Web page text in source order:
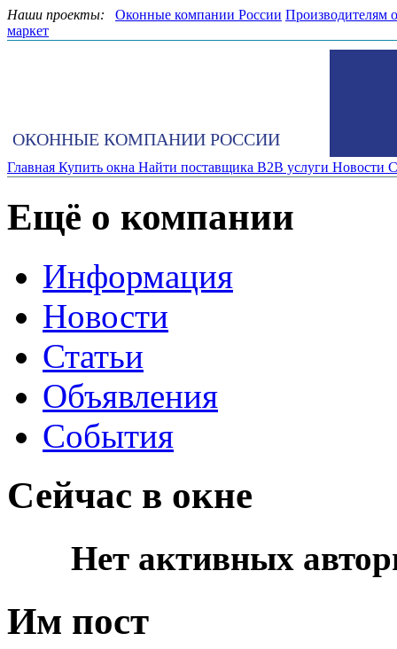
Наши проекты: Оконные компании России Производителям
маркет
ОКОННЫЕ КОМПАНИИ РОССИИ
Главная Купить окна Найти поставщика B2B услуги Новости
Ещё о компании
Информация
Новости
Статьи
Объявления
События
Сейчас в окне
Нет активных
Им пост